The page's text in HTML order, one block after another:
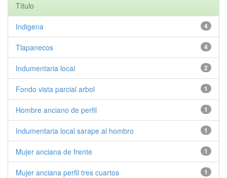
Título
4
Indigena
4
Tlapanecos
2
Indumentaria local
1
Fondo vista parcial arbol
1
Hombre anciano de perfil
1
Indumentaria local sarape al hombro
1
Mujer anciana de frente
1
Mujer anciana perfil tres cuartos